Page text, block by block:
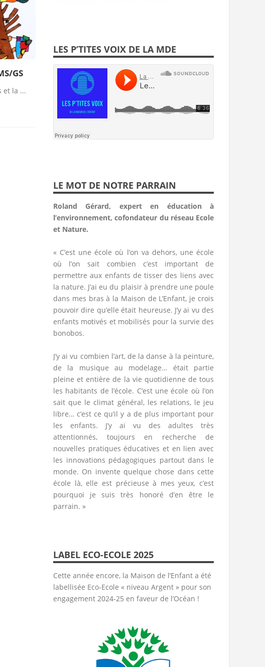
GS
et la ...
LES P’TITES VOIX DE LA MDE
LE MOT DE NOTRE PARRAIN
Roland Gérard, expert en éducation à
l’environnement, cofondateur du réseau Ecole
et Nature.
« C’est une école où l’on va dehors, une école
où l’on sait combien c’est important de
permettre aux enfants de tisser des liens avec
la nature. J’ai eu du plaisir à prendre une poule
dans mes bras à la Maison de L’Enfant, je crois
pouvoir dire qu’elle était heureuse. J’y ai vu des
enfants motivés et mobilisés pour la survie des
bonobos.
J’y ai vu combien l’art, de la danse à la peinture,
de la musique au modelage… était partie
pleine et entière de la vie quotidienne de tous
les habitants de l’école. C’est une école où l’on
sait que le climat général, les relations, le jeu
libre… c’est ce qu’il y a de plus important pour
les enfants. J’y ai vu des adultes très
attentionnés, toujours en recherche de
nouvelles pratiques éducatives et en lien avec
les innovations pédagogiques partout dans le
monde. On invente quelque chose dans cette
école là, elle est précieuse à mes yeux, c’est
pourquoi je suis très honoré d’en être le
parrain. »
LABEL ECO-ECOLE 2025
Cette année encore, la Maison de l’Enfant a été
labellisée Eco-Ecole « niveau Argent » pour son
engagement 2024-25 en faveur de l’Océan !